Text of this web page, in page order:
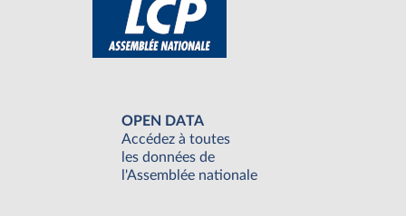
OPEN DATA
Accédez à toutes
les données de
l'Assemblée nationale